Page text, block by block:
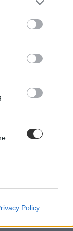
Policy
módosították
is kiegészítette a
ott kell